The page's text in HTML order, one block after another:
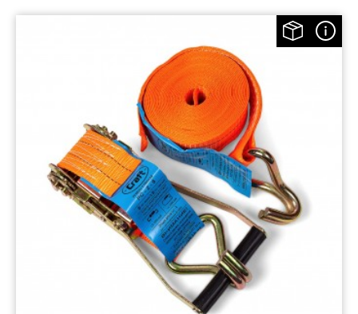
Автохимия и уход
Запчасти кузова и зеркала
Малый коммерческий транспорт
Маркировочные знаки и светоотражатели
Пневматические соединения
Запчасти
Инструменты
Оснащение прицепов
Автономное отопление и